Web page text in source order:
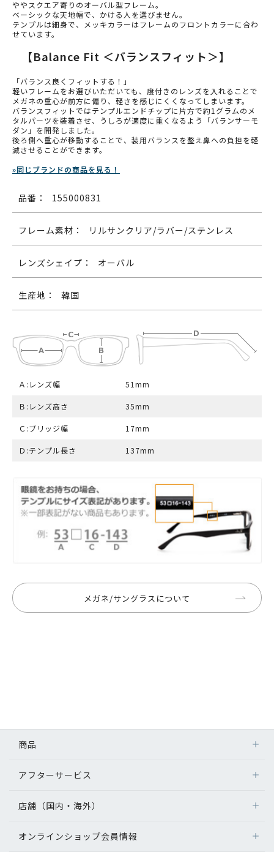
ややスクエア寄りのオーバル型フレーム。
ベーシックな天地幅で、かける人を選びません。
テンプルは細身で、メッキカラーはフレームのフロントカラーに合わ
せています。
【Balance Fit ＜バランスフィット＞】
「バランス良くフィットする！」
軽いフレームをお選びいただいても、度付きのレンズを入れることで
メガネの重心が前方に偏り、軽さを感じにくくなってしまいます。
バランスフィットではテンプルエンドチップに片方で約1グラムのメ
タルパーツを装着させ、うしろが適度に重くなるよう「バランサーモ
ダン」を開発しました。
後ろ側へ重心が移動することで、装用バランスを整え鼻への負担を軽
減させることができます。
»同じブランドの商品を見る！
品番： 155000831
フレーム素材： リルサンクリア/ラバー/ステンレス
レンズシェイプ： オーバル
生産地： 韓国
Ａ:レンズ幅 51mm
Ｂ:レンズ高さ 35mm
Ｃ:ブリッジ幅 17mm
Ｄ:テンプル長さ 137mm
メガネ/サングラスについて
商品
アフターサービス
店舗（国内・海外）
オンラインショップ会員情報